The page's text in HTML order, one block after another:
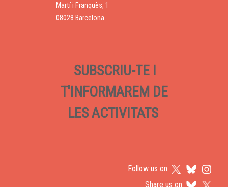
Martí i Franquès, 1
08028 Barcelona
SUBSCRIU-TE I
T'INFORMAREM DE
LES ACTIVITATS
Follow us on
Share us on